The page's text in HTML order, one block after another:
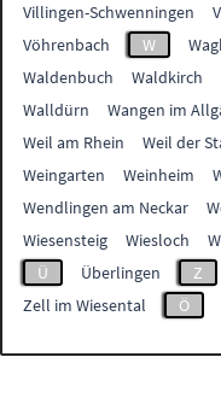
Villingen-Schwenningen
Vöhrenbach
W
Waldenbuch
Waldkirch
Walldürn
Wangen im
Weil am Rhein
Weil der
Weingarten
Weinheim
Wendlingen am Neckar
Wiesensteig
Wiesloch
Ü
Überlingen Z
Zell im Wiesental
Ö